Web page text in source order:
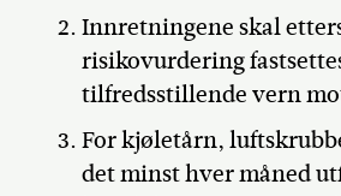
Innretningene skal
risikovurdering
tilfredsstillende vern
For kjøletårn,
det minst hver måned